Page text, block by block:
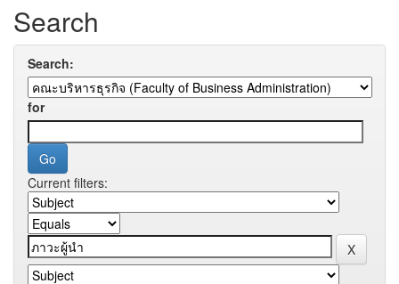
Search
Search:
for
Current filters: